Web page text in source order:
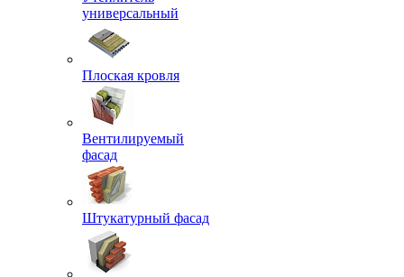
универсальный
Плоская кровля
Вентилируемый
фасад
Штукатурный фасад